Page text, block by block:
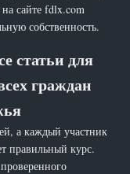
сайте fdlx.com
собственность.
статьи для
граждан
а каждый участник
правильный курс.